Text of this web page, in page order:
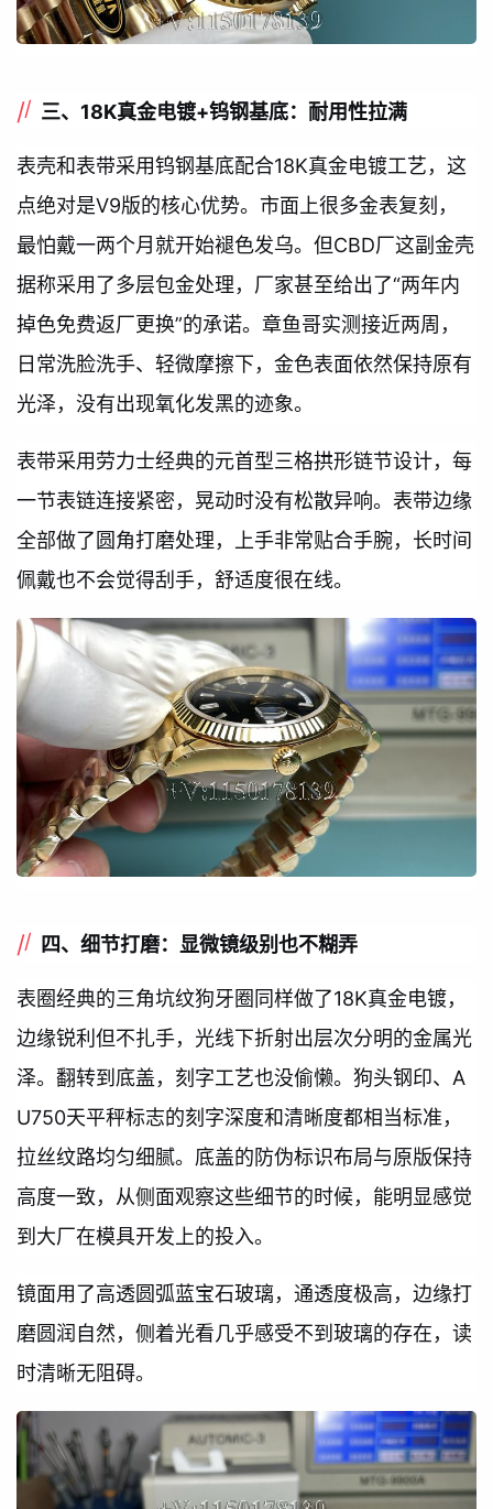
三、18K真金电镀+钨钢基底：耐用性拉满
表壳和表带采用钨钢基底配合18K真金电镀工艺，这
点绝对是V9版的核心优势。市面上很多金表复刻，
最怕戴一两个月就开始褪色发乌。但CBD厂这副金壳
据称采用了多层包金处理，厂家甚至给出了“两年内
掉色免费返厂更换”的承诺。章鱼哥实测接近两周，
日常洗脸洗手、轻微摩擦下，金色表面依然保持原有
光泽，没有出现氧化发黑的迹象。
表带采用劳力士经典的元首型三格拱形链节设计，每
一节表链连接紧密，晃动时没有松散异响。表带边缘
全部做了圆角打磨处理，上手非常贴合手腕，长时间
佩戴也不会觉得刮手，舒适度很在线。
四、细节打磨：显微镜级别也不糊弄
表圈经典的三角坑纹狗牙圈同样做了18K真金电镀，
边缘锐利但不扎手，光线下折射出层次分明的金属光
泽。翻转到底盖，刻字工艺也没偷懒。狗头钢印、A
U750天平秤标志的刻字深度和清晰度都相当标准，
拉丝纹路均匀细腻。底盖的防伪标识布局与原版保持
高度一致，从侧面观察这些细节的时候，能明显感觉
到大厂在模具开发上的投入。
镜面用了高透圆弧蓝宝石玻璃，通透度极高，边缘打
磨圆润自然，侧着光看几乎感受不到玻璃的存在，读
时清晰无阻碍。